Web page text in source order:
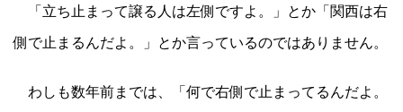
「立ち止まって譲る人は左側ですよ。」とか「関西は右
側で止まるんだよ。」とか言っているのではありません。
わしも数年前までは、「何で右側で止まってるんだよ。